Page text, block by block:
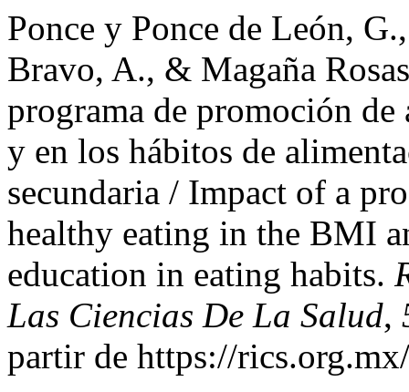
Ponce y Ponce de León,
Bravo, A., & Magaña
programa de promoción
y en los hábitos de
secundaria / Impact of a
healthy eating in the BMI
education in eating habits.
Las Ciencias De La Salud,
partir de https://